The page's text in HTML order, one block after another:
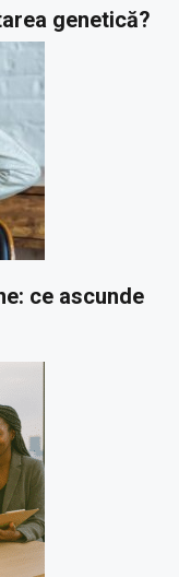
genetică?
ce ascunde